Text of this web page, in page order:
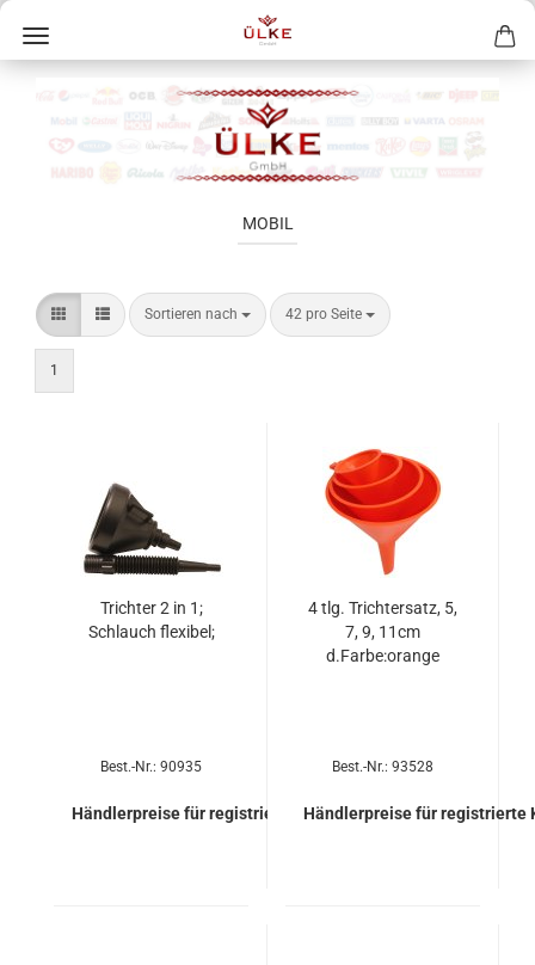
MOBIL
Sortieren nach 42 pro Seite
1
Trich­ter 2 in 1;
Schlauch fle­xi­bel;
Best.-Nr.: 90935
Händlerpreise für registrierte Kunden
4 tlg. Trich­ter­satz, 5,
7, 9, 11cm
d.Farbe:oran­ge
Best.-Nr.: 93528
Händlerpreise für registrierte